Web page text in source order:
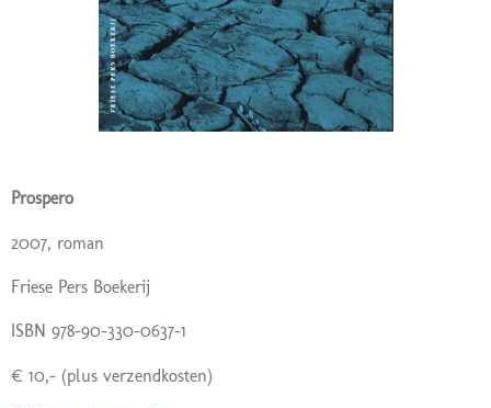
Prospero
2007, roman
Friese Pers Boekerij
ISBN 978-90-330-0637-1
€ 10,- (plus verzendkosten)